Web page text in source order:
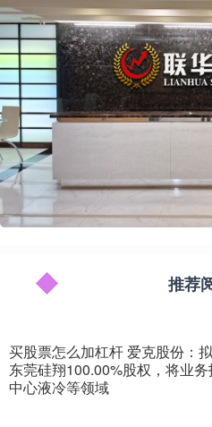
推荐
买股票怎么加杠杆 爱克股份：
东莞硅翔100.00%股权，将业
中心液冷等领域